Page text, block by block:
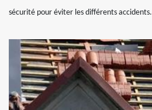
sécurité pour éviter les différents accidents.